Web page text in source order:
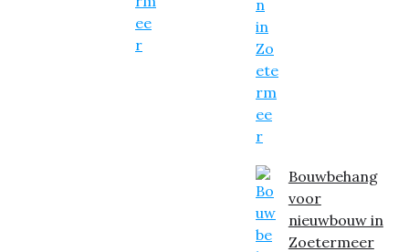
Bouwbehang
voor
nieuwbouw in
Zoetermeer